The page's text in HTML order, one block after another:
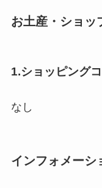
お土産・ショッ
1.ショッピング
なし
インフォメーシ